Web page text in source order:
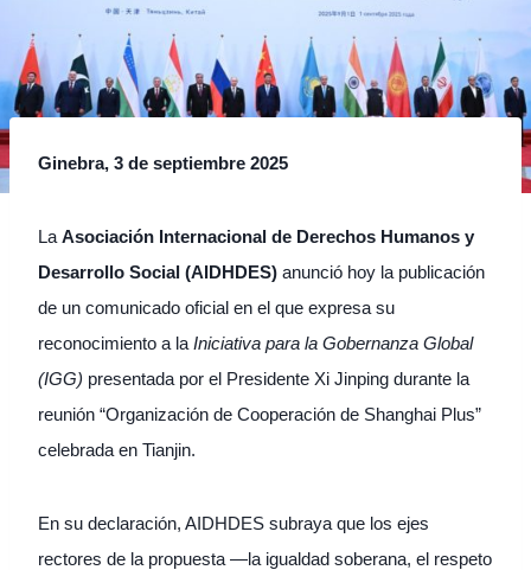
Ginebra, 3 de septiembre 2025
La Asociación Internacional de Derechos Humanos y
Desarrollo Social (AIDHDES) anunció hoy la publicación
de un comunicado oficial en el que expresa su
reconocimiento a la Iniciativa para la Gobernanza Global
(IGG) presentada por el Presidente Xi Jinping durante la
reunión “Organización de Cooperación de Shanghai Plus”
celebrada en Tianjin.
En su declaración, AIDHDES subraya que los ejes
rectores de la propuesta —la igualdad soberana, el respeto